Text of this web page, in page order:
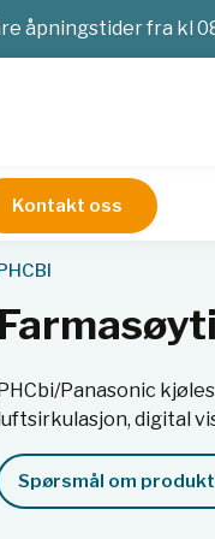
åpningstider fra kl
Kontakt oss
1037 l, skyvedør
Panasonic
digital
Spørsmål om